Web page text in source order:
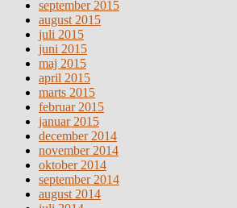
september 2015
august 2015
juli 2015
juni 2015
maj 2015
april 2015
marts 2015
februar 2015
januar 2015
december 2014
november 2014
oktober 2014
september 2014
august 2014